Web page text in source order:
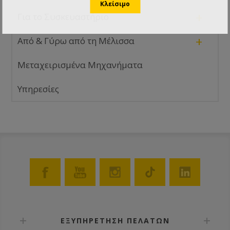
Για το Συσκευαστήριο
Από & Γύρω από τη Μέλισσα +
Μεταχειρισμένα Μηχανήματα
Υπηρεσίες
ΕΞΥΠΗΡΕΤΗΣΗ ΠΕΛΑΤΩΝ